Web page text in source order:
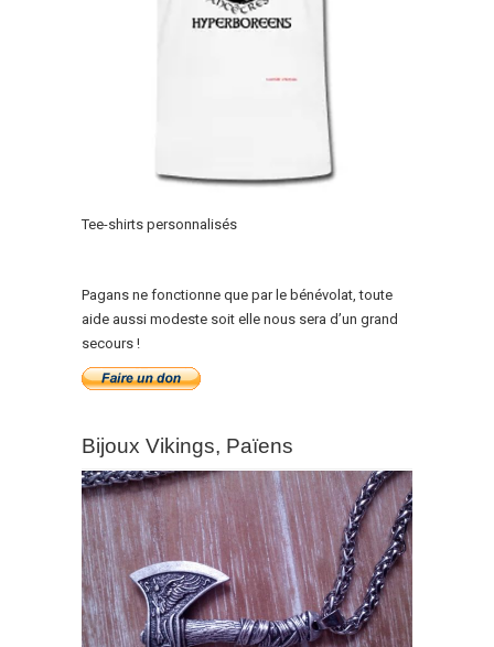
Tee-shirts personnalisés
Pagans ne fonctionne que par le bénévolat, toute
aide aussi modeste soit elle nous sera d’un grand
secours !
Bijoux Vikings, Païens